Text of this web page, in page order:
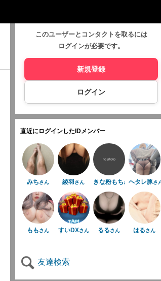
このユーザーとコンタクトを取るには
ログインが必要です。
新規登録
ログイン
直近にログインしたIDメンバー
みちさん 綾羽 さん きな粉もちさんヘタレ豚さん
ももさん すいDXさん るるさん はるさん
友達検索